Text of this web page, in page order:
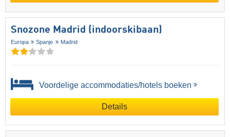
Snozone Madrid (indoorskibaan)
Europa Spanje Madrid
Voordelige accommodaties/hotels boeken
Details